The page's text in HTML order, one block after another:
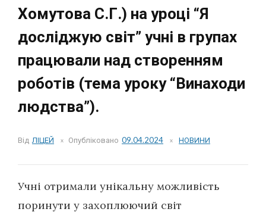
Хомутова С.Г.) на уроці “Я
досліджую світ” учні в групах
працювали над створенням
роботів (тема уроку “Винаходи
людства”).
Від ЛІЦЕЙ Опубліковано 09.04.2024 НОВИНИ
Учні отримали унікальну можливість
поринути у захоплюючий світ